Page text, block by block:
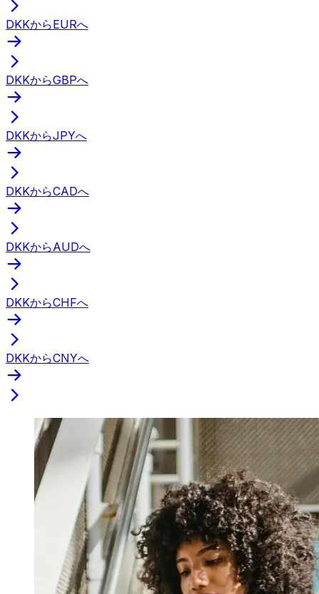
DKKからEURへ
DKKからGBPへ
DKKからJPYへ
DKKからCADへ
DKKからAUDへ
DKKからCHFへ
DKKからCNYへ